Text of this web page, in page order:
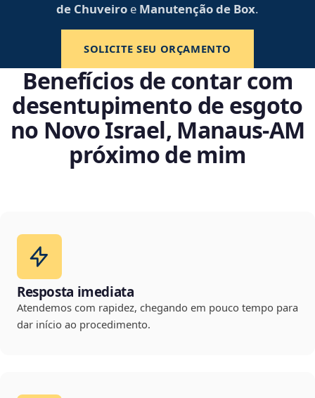
de Chuveiro e Manutenção de Box.
SOLICITE SEU ORÇAMENTO
Benefícios de contar com
desentupimento de esgoto
no Novo Israel, Manaus‑AM
próximo de mim
Resposta imediata
Atendemos com rapidez, chegando em pouco tempo para
dar início ao procedimento.